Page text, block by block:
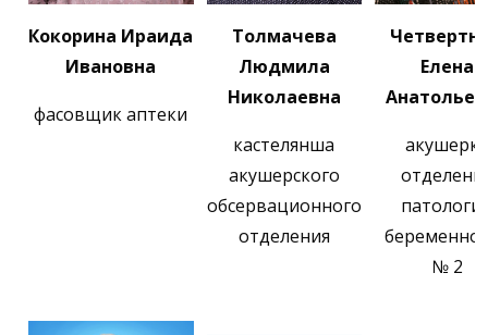
Кокорина Ираида
Ивановна
фасовщик аптеки
Толмачева
Людмила
Николаевна
кастелянша
акушерского
обсервационного
отделения
Елена
акушерка
№ 2